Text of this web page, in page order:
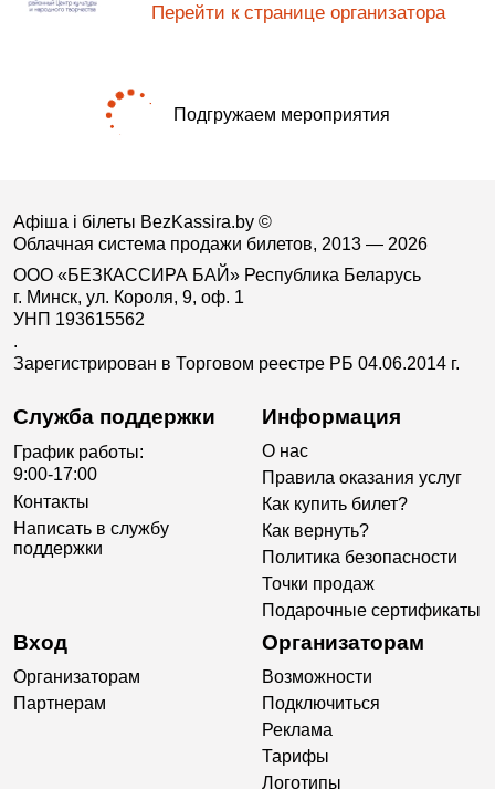
Перейти к странице организатора
Подгружаем мероприятия
Афіша і білеты BezKassira.by ©
Облачная система продажи билетов, 2013 — 2026
ООО «БЕЗКАССИРА БАЙ» Республика Беларусь
г. Минск, ул. Короля, 9, оф. 1
УНП 193615562
.
Зарегистрирован в Торговом реестре РБ 04.06.2014 г.
Служба поддержки
График работы:
9:00-17:00
Контакты
Написать в службу
поддержки
Информация
О нас
Правила оказания услуг
Как купить билет?
Как вернуть?
Политика безопасности
Точки продаж
Подарочные сертификаты
Вход
Организаторам
Партнерам
Организаторам
Возможности
Подключиться
Реклама
Тарифы
Логотипы